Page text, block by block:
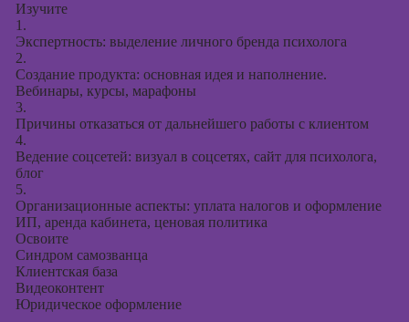
Изучите
1.
Экспертность: выделение личного бренда психолога
2.
Создание продукта: основная идея и наполнение.
Вебинары, курсы, марафоны
3.
Причины отказаться от дальнейшего работы с клиентом
4.
Ведение соцсетей: визуал в соцсетях, сайт для психолога,
блог
5.
Организационные аспекты: уплата налогов и оформление
ИП, аренда кабинета, ценовая политика
Освоите
Синдром самозванца
Клиентская база
Видеоконтент
Юридическое оформление